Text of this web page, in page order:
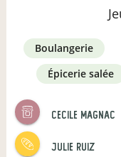
boulangerie
épicerie salée
cecile magnac
julie ruiz